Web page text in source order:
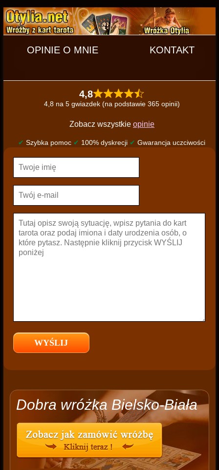
OPINIE O MNIE KONTAKT
4,8
4,8 na 5 gwiazdek (na podstawie 365 opinii)
Zobacz wszystkie opinie
✔ Szybka pomoc ✔ 100% dyskrecji ✔ Gwarancja uczciwości
Dobra wróżka Bielsko-Biała